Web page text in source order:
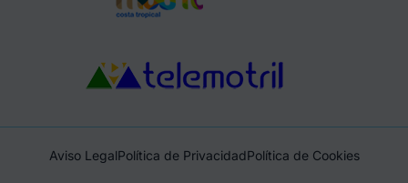
Aviso LegalPolítica de PrivacidadPolítica de Cookies